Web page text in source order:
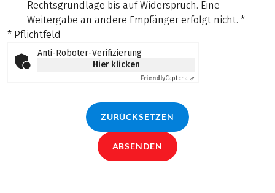
Rechtsgrundlage bis auf Widerspruch. Eine
Weitergabe an andere Empfänger erfolgt nicht. *
* Pflichtfeld
Anti-Roboter-Verifizierung
Hier klicken
FriendlyCaptcha ⇗
ZURÜCKSETZEN
ABSENDEN